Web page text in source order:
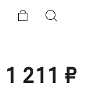
1 211 ₽